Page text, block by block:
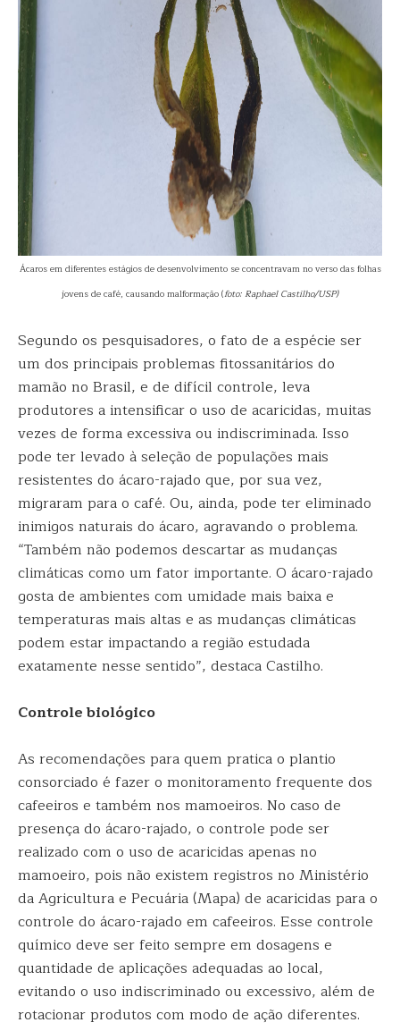
Ácaros em diferentes estágios de desenvolvimento se concentravam no verso das folhas
jovens de café, causando malformação (foto: Raphael Castilho/USP)
Segundo os pesquisadores, o fato de a espécie ser
um dos principais problemas fitossanitários do
mamão no Brasil, e de difícil controle, leva
produtores a intensificar o uso de acaricidas, muitas
vezes de forma excessiva ou indiscriminada. Isso
pode ter levado à seleção de populações mais
resistentes do ácaro-rajado que, por sua vez,
migraram para o café. Ou, ainda, pode ter eliminado
inimigos naturais do ácaro, agravando o problema.
“Também não podemos descartar as mudanças
climáticas como um fator importante. O ácaro-rajado
gosta de ambientes com umidade mais baixa e
temperaturas mais altas e as mudanças climáticas
podem estar impactando a região estudada
exatamente nesse sentido”, destaca Castilho.
Controle biológico
As recomendações para quem pratica o plantio
consorciado é fazer o monitoramento frequente dos
cafeeiros e também nos mamoeiros. No caso de
presença do ácaro-rajado, o controle pode ser
realizado com o uso de acaricidas apenas no
mamoeiro, pois não existem registros no Ministério
da Agricultura e Pecuária (Mapa) de acaricidas para o
controle do ácaro-rajado em cafeeiros. Esse controle
químico deve ser feito sempre em dosagens e
quantidade de aplicações adequadas ao local,
evitando o uso indiscriminado ou excessivo, além de
rotacionar produtos com modo de ação diferentes.